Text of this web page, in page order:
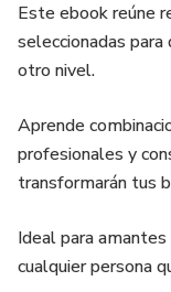
Este ebook reúne
seleccionadas
otro nivel.
Aprende
profesionales y
transformarán tus
Ideal para
cualquier persona